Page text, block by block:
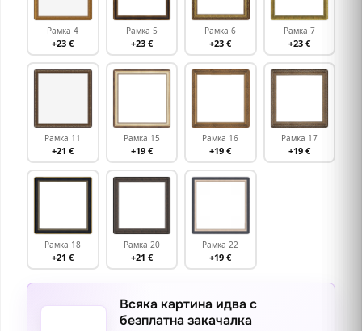
Рамка 4
+23 €
Рамка 5
+23 €
Рамка 6
+23 €
Рамка 7
+23 €
Рамка 11
+21 €
Рамка 15
+19 €
Рамка 16
+19 €
Рамка 17
+19 €
Рамка 18
+21 €
Рамка 20
+21 €
Рамка 22
+19 €
Всяка картина идва с
безплатна закачалка